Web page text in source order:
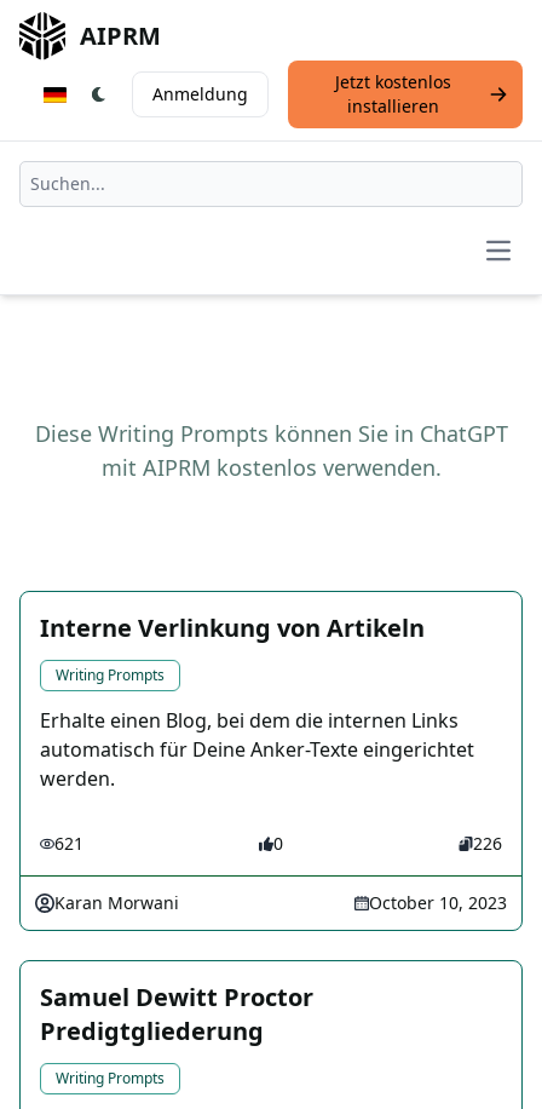
AIPRM
Anmeldung
Jetzt kostenlos
installieren
Diese Writing Prompts können Sie in ChatGPT
mit AIPRM kostenlos verwenden.
Interne Verlinkung von Artikeln
Writing Prompts
Erhalte einen Blog, bei dem die internen Links
automatisch für Deine Anker-Texte eingerichtet
werden.
621 0 226
Karan Morwani October 10, 2023
Samuel Dewitt Proctor
Predigtgliederung
Writing Prompts